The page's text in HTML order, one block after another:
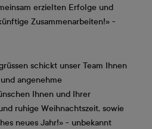
erzielten Erfolge und
Zusammenarbeiten!» -
schickt unser Team Ihnen
angenehme
Ihnen und Ihrer
ruhige Weihnachtszeit, sowie
neues Jahr!» - unbekannt